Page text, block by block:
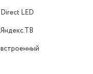
Direct LED
Яндекс.ТВ
встроенный